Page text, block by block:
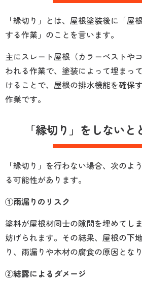
「縁切り」とは、屋根塗装後に「屋
する作業」のことを言います。
主にスレート屋根（カラーベストや
われる作業で、塗装によって埋まっ
けることで、屋根の排水機能を確保
作業です。
「縁切り」をしないと
「縁切り」を行わない場合、次のよ
る可能性があります。
①雨漏りのリスク
塗料が屋根材同士の隙間を埋めてし
妨げられます。その結果、屋根の下
り、雨漏りや木材の腐食の原因となり
②結露によるダメージ